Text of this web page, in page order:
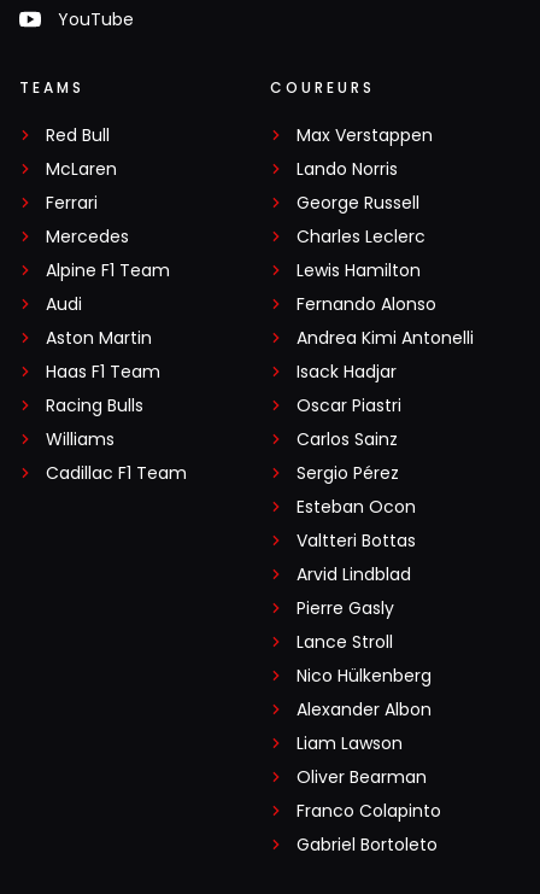
YouTube
TEAMS
Red Bull
McLaren
Ferrari
Mercedes
Alpine F1 Team
Audi
Aston Martin
Haas F1 Team
Racing Bulls
Williams
Cadillac F1 Team
COUREURS
Max Verstappen
Lando Norris
George Russell
Charles Leclerc
Lewis Hamilton
Fernando Alonso
Andrea Kimi Antonelli
Isack Hadjar
Oscar Piastri
Carlos Sainz
Sergio Pérez
Esteban Ocon
Valtteri Bottas
Arvid Lindblad
Pierre Gasly
Lance Stroll
Nico Hülkenberg
Alexander Albon
Liam Lawson
Oliver Bearman
Franco Colapinto
Gabriel Bortoleto